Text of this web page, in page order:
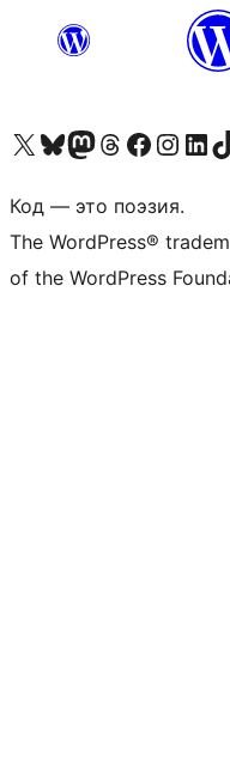
Посетите нас в X (ранее Twitter)
Посетите нашу учётную запись в Bluesky
Посетите нашу ленту в Mastodon
Посетите нашу учётную запись в Threads
Посетите нашу страницу на
Посетите
Посетите
Код — это поэзия.
The WordPress®
of the WordPress